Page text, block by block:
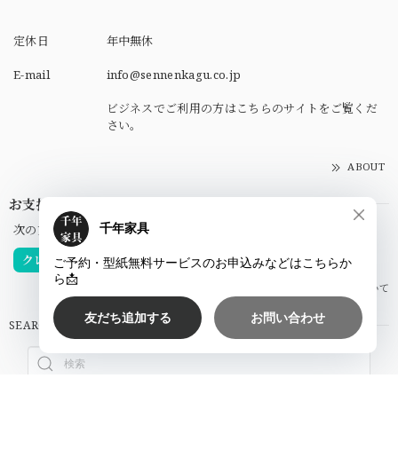
定休日 年中無休
E-mail info@sennenkagu.co.jp
ビジネスでご利用の方はこちらのサイトをご覧くだ
さい。
ABOUT
お支払い方法について
次の方法がご利用頂けます。
クレジットカード
銀行振込
お支払い方法について
SEARCH